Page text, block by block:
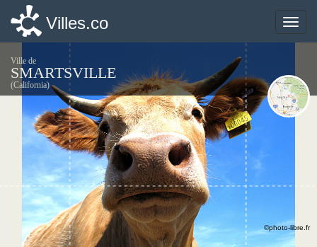
Toggle
Villes.co
Ville de
SMARTSVILLE
(California)
©photo-libre.fr
Toggle
Villes.co